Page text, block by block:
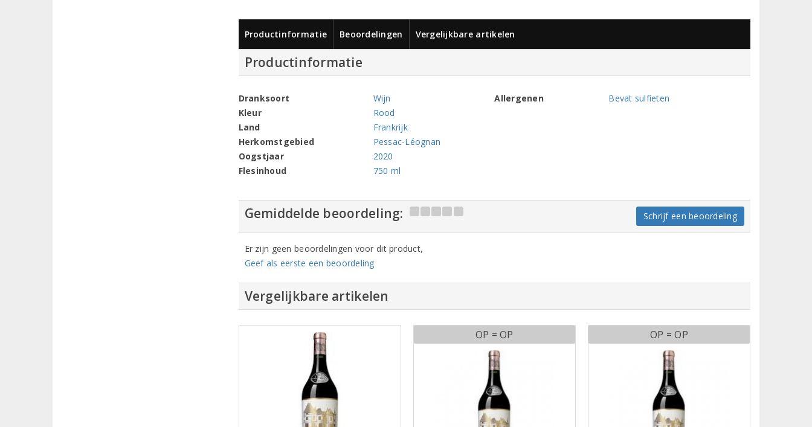
Productinformatie Beoordelingen Vergelijkbare artikelen
Productinformatie
Dranksoort
Wijn
Kleur
Rood
Land
Frankrijk
Herkomstgebied
Pessac-Léognan
Oogstjaar
2020
Flesinhoud
750 ml
Allergenen Bevat sulfieten
Gemiddelde beoordeling: Schrijf een beoordeling
Er zijn geen beoordelingen voor dit product,
Geef als eerste een beoordeling
Vergelijkbare artikelen
OP = OP OP = OP